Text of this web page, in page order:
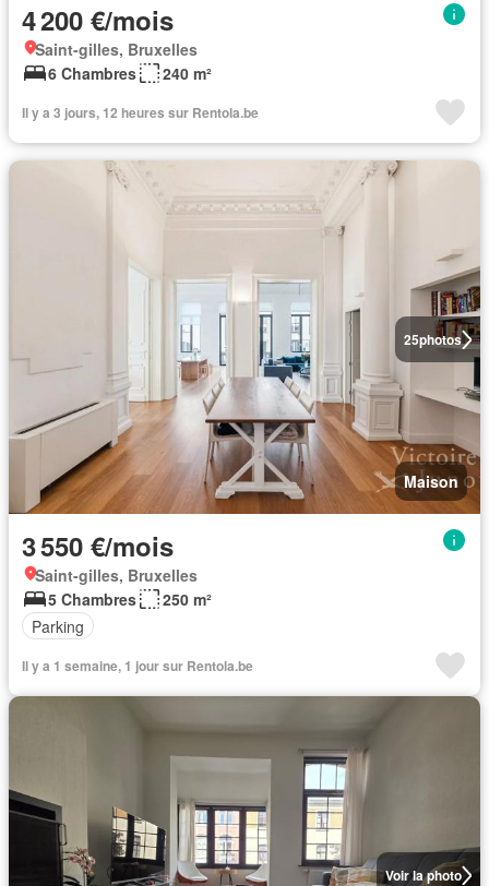
4 200 €/mois
Saint-gilles, Bruxelles
6 Chambres
240 m²
Il y a 3 jours, 12 heures sur Rentola.be
25photos
Maison
3 550 €/mois
Saint-gilles, Bruxelles
5 Chambres
250 m²
Parking
Il y a 1 semaine, 1 jour sur Rentola.be
Voir la photo